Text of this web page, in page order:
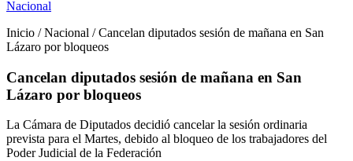
Nacional
Inicio / Nacional / Cancelan diputados sesión de mañana en San
Lázaro por bloqueos
Cancelan diputados sesión de mañana en San
Lázaro por bloqueos
La Cámara de Diputados decidió cancelar la sesión ordinaria
prevista para el Martes, debido al bloqueo de los trabajadores del
Poder Judicial de la Federación